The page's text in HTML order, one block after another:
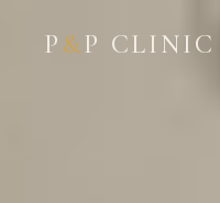
P &P CLINIC